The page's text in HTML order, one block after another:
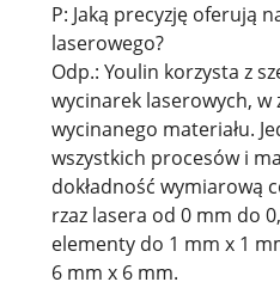
P: Jaką precyzję oferują
laserowego?
Odp.: Youlin korzysta z
wycinarek laserowych, w
wycinanego materiału.
wszystkich procesów i
dokładność wymiarową
rzaz lasera od 0 mm do
elementy do 1 mm x 1
6 mm x 6 mm.